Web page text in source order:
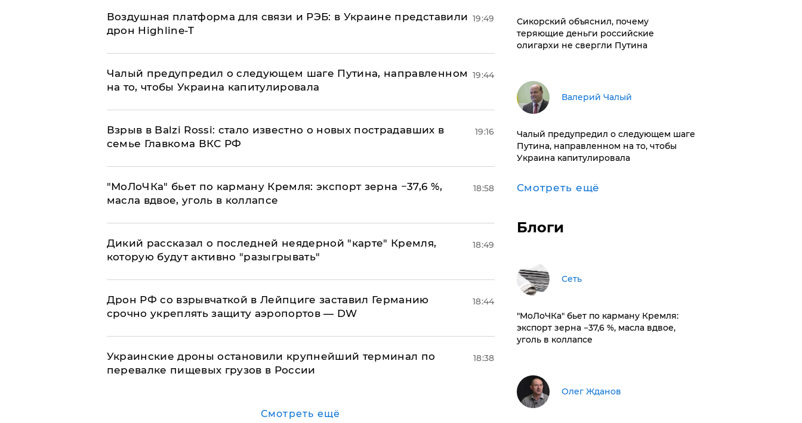
Воздушная платформа для связи и РЭБ: в Украине представили
дрон Highline-T
19:49
Чалый предупредил о следующем шаге Путина, направленном
на то, чтобы Украина капитулировала
19:44
Взрыв в Balzi Rossi: стало известно о новых пострадавших в
семье Главкома ВКС РФ
19:16
​"МоЛоЧКа" бьет по карману Кремля: экспорт зерна −37,6 %,
масла вдвое, уголь в коллапсе
18:58
Дикий рассказал о последней неядерной "карте" Кремля,
которую будут активно "разыгрывать"
18:49
​Дрон РФ со взрывчаткой в Лейпциге заставил Германию
срочно укреплять защиту аэропортов — DW
18:44
Украинские дроны остановили крупнейший терминал по
перевалке пищевых грузов в России
18:38
Смотреть ещё
Сикорский объяснил, почему
теряющие деньги российские
олигархи не свергли Путина
Валерий Чалый
Чалый предупредил о следующем шаге
Путина, направленном на то, чтобы
Украина капитулировала
Смотреть ещё
Блоги
Сеть
​"МоЛоЧКа" бьет по карману Кремля:
экспорт зерна −37,6 %, масла вдвое,
уголь в коллапсе
Олег Жданов